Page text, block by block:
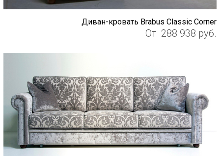
Диван-кровать Brabus Classic Corner
От 288 938 руб.